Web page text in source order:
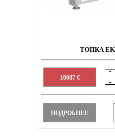
ТОПКА
10087 €
ПОДРОБНЕЕ